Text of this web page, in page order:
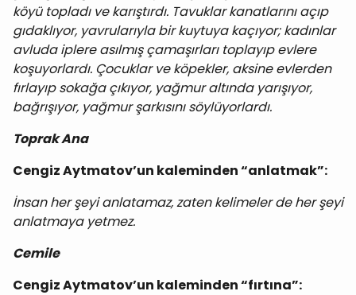
köyü topladı ve karıştırdı. Tavuklar kanatlarını açıp
gıdaklıyor, yavrularıyla bir kuytuya kaçıyor; kadınlar
avluda iplere asılmış çamaşırları toplayıp evlere
koşuyorlardı. Çocuklar ve köpekler, aksine evlerden
fırlayıp sokağa çıkıyor, yağmur altında yarışıyor,
bağrışıyor, yağmur şarkısını söylüyorlardı.
Toprak Ana
Cengiz Aytmatov’un kaleminden “anlatmak”:
İnsan her şeyi anlatamaz, zaten kelimeler de her şeyi
anlatmaya yetmez.
Cemile
Cengiz Aytmatov’un kaleminden “fırtına”: